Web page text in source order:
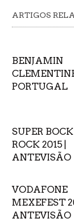
ARTIGOS
BENJAMIN
PORTUGAL
SUPER
ROCK 2015 |
ANTEVISÃO
VODAFONE
MEXEFEST
ANTEVISÃO